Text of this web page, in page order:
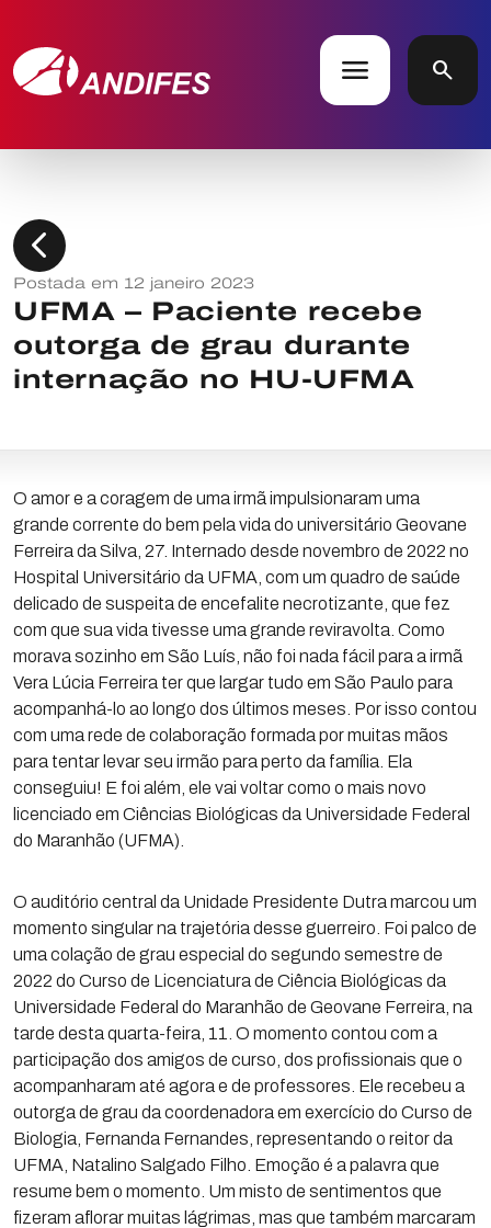
menu search
chevron_left
Postada em 12 janeiro 2023
UFMA – Paciente recebe
outorga de grau durante
internação no HU-UFMA
O amor e a coragem de uma irmã impulsionaram uma
grande corrente do bem pela vida do universitário Geovane
Ferreira da Silva, 27. Internado desde novembro de 2022 no
Hospital Universitário da UFMA, com um quadro de saúde
delicado de suspeita de encefalite necrotizante, que fez
com que sua vida tivesse uma grande reviravolta. Como
morava sozinho em São Luís, não foi nada fácil para a irmã
Vera Lúcia Ferreira ter que largar tudo em São Paulo para
acompanhá-lo ao longo dos últimos meses. Por isso contou
com uma rede de colaboração formada por muitas mãos
para tentar levar seu irmão para perto da família. Ela
conseguiu! E foi além, ele vai voltar como o mais novo
licenciado em Ciências Biológicas da Universidade Federal
do Maranhão (UFMA).
O auditório central da Unidade Presidente Dutra marcou um
momento singular na trajetória desse guerreiro. Foi palco de
uma colação de grau especial do segundo semestre de
2022 do Curso de Licenciatura de Ciência Biológicas da
Universidade Federal do Maranhão de Geovane Ferreira, na
tarde desta quarta-feira, 11. O momento contou com a
participação dos amigos de curso, dos profissionais que o
acompanharam até agora e de professores. Ele recebeu a
outorga de grau da coordenadora em exercício do Curso de
Biologia, Fernanda Fernandes, representando o reitor da
UFMA, Natalino Salgado Filho. Emoção é a palavra que
resume bem o momento. Um misto de sentimentos que
fizeram aflorar muitas lágrimas, mas que também marcaram